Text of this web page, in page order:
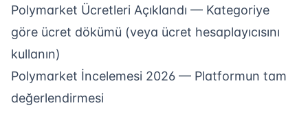
Polymarket Ücretleri Açıklandı — Kategoriye
göre ücret dökümü (veya ücret hesaplayıcısını
kullanın)
Polymarket İncelemesi 2026 — Platformun tam
değerlendirmesi